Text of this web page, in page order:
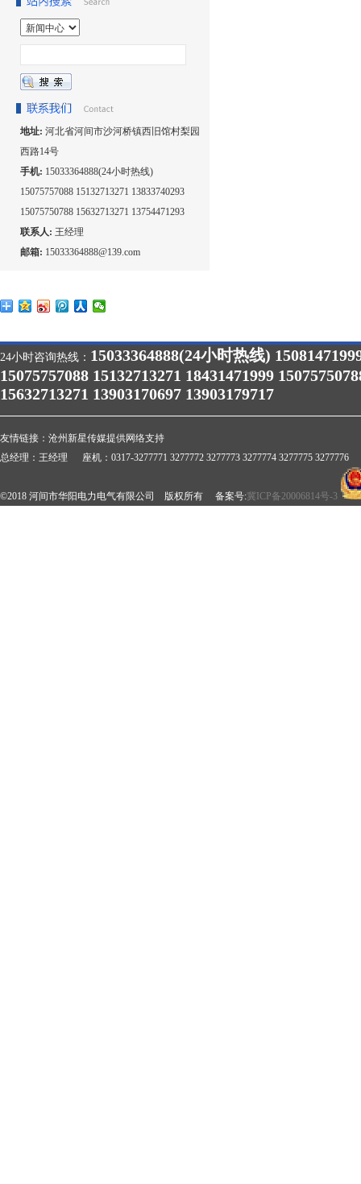
地址: 河北省河间市沙河桥镇西旧馆村梨园
西路14号
手机: 15033364888(24小时热线)
15075757088 15132713271 13833740293
15075750788 15632713271 13754471293
联系人: 王经理
邮箱: 15033364888@139.com
24小时咨询热线： 15033364888(24小时热线)
15075757088 15132713271 18431471999
15632713271 13903170697 13903179717
友情链接： 沧州新星传媒提供网络支持
总经理：王经理 座机：0317-3277771 3277772 3277773 3277774 3277775
©2018 河间市华阳电力电气有限公司 版权所有 备案号:冀ICP备20006814号-3